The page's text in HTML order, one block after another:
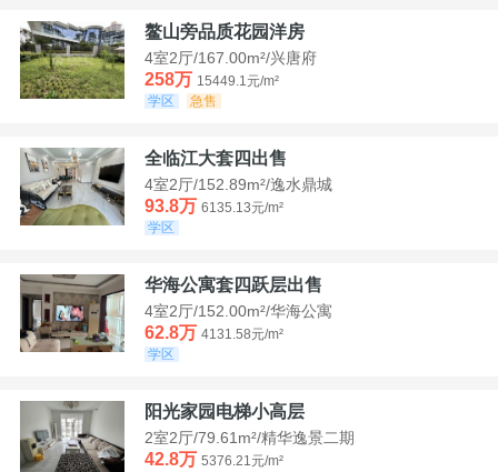
鳌山旁品质花园洋房
4室2厅/167.00m²/兴唐府
258万 15449.1元/m²
学区
急售
全临江大套四出售
4室2厅/152.89m²/逸水鼎城
93.8万 6135.13元/m²
学区
华海公寓套四跃层出售
4室2厅/152.00m²/华海公寓
62.8万 4131.58元/m²
学区
阳光家园电梯小高层
2室2厅/79.61m²/精华逸景二期
42.8万 5376.21元/m²